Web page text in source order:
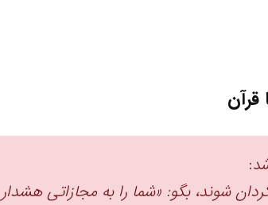
قرآن
شوند، بگو: «شما را به مجازاتی هشدار